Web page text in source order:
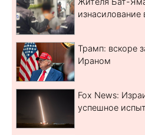
Трамп: вскоре
Ираном
Fox News:
успешное